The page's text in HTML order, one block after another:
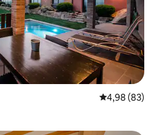
Note
4,98 (83)